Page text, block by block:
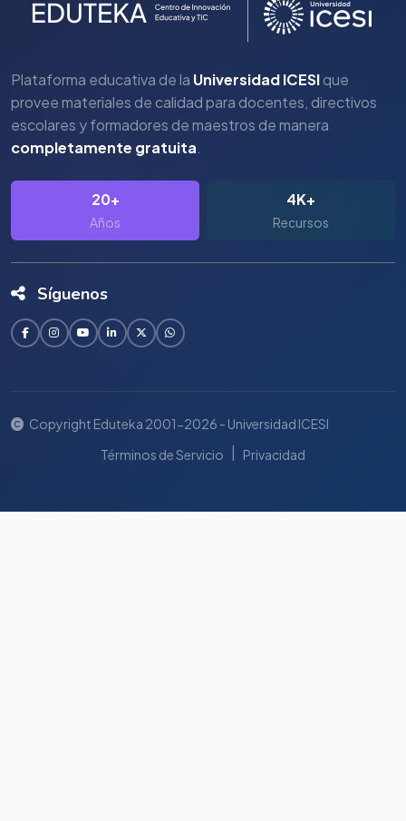
Plataforma educativa de la Universidad ICESIque
provee materiales de calidad para docentes, directivos
escolares y formadores de maestros de manera
completamente gratuita.
20+
Años
4K+
Recursos
Síguenos
Copyright Eduteka 2001-2026 - Universidad ICESI
Términos de Servicio | Privacidad